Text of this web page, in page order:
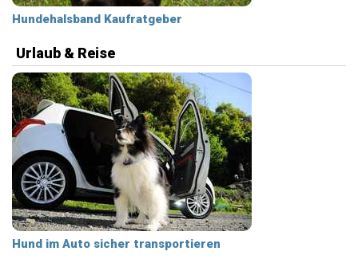
Hundehalsband Kaufratgeber
Urlaub & Reise
Hund im Auto sicher transportieren